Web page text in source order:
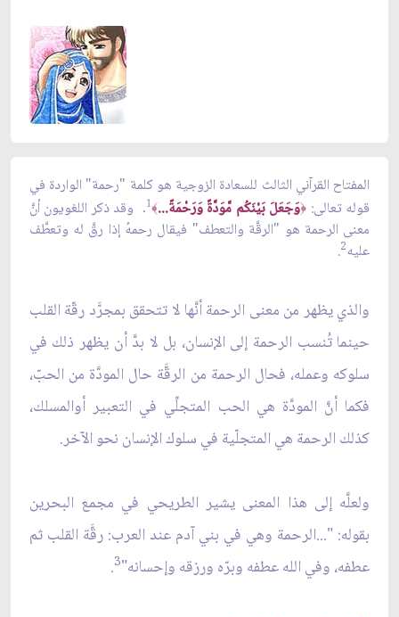
المفتاح القرآني الثالث للسعادة الزوجية هو كلمة "رحمة" الواردة في
قوله تعالى: ﴿وَجَعَلَ بَيْنَكُم مَّوَدَّةً وَرَحْمَةً...﴾1
.
وقد ذكر اللغويون أنَّ
معنى الرحمة هو "الرقَّة والتعطف" فيقال رحمهُ إذا رقَّ له وتعطَّف
عليه2
.
والذي يظهر من معنى الرحمة أنَّها لا تتحقق بمجرَّد رقّة القلب
حينما تُنسب الرحمة إلى الإنسان، بل لا بدَّ أن يظهر ذلك في
سلوكه وعمله، فحال الرحمة من الرقَّة حال المودَّة من الحبّ،
فكما أنَّ المودَّة هي الحب المتجلِّي في التعبير أوالمسلك،
كذلك الرحمة هي المتجلّية في سلوك الإنسان نحو الآخر.
ولعلَّه إلى هذا المعنى يشير الطريحي في مجمع البحرين
بقوله: "...الرحمة وهي في بني آدم عند العرب: رقَّة القلب ثم
عطفه، وفي الله عطفه وبرّه ورزقه وإحسانه"3
.